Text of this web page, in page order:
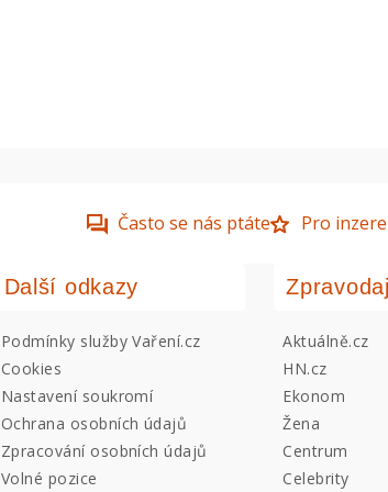
Často se nás ptáte Pro
Další odkazy
Podmínky služby Vaření.cz
Cookies
Nastavení soukromí
Ochrana osobních údajů
Zpracování osobních údajů
Volné pozice
Aktuálně.cz
HN.cz
Ekonom
Žena
Centrum
Celebrity